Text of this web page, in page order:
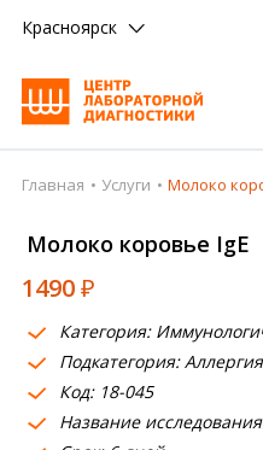
Красноярск
Главная
Анализы
Врачи
Получить результат
Пациентам
О компании
Главная Услуги Молоко
Молоко коровье IgE
1490₽
Категория:
Подкатегория: Аллергия
Код: 18-045
Название